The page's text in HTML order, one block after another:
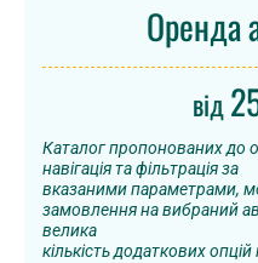
Оренда
від
Каталог пропонованих до
навігація та фільтрація за
вказаними параметрами,
замовлення на вибраний
велика
кількість додаткових опцій